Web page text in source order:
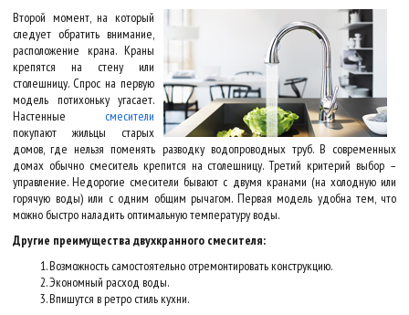
Второй момент, на который
следует обратить внимание,
расположение крана. Краны
крепятся на стену или
столешницу. Спрос на первую
модель потихоньку угасает.
Настенные смесители
покупают жильцы старых
домов, где нельзя поменять разводку водопроводных труб. В современных
домах обычно смеситель крепится на столешницу. Третий критерий выбор –
управление. Недорогие смесители бывают с двумя кранами (на холодную или
горячую воды) или с одним общим рычагом. Первая модель удобна тем, что
можно быстро наладить оптимальную температуру воды.
Другие преимущества двухкранного смесителя:
Возможность самостоятельно отремонтировать конструкцию.
Экономный расход воды.
Впишутся в ретро стиль кухни.